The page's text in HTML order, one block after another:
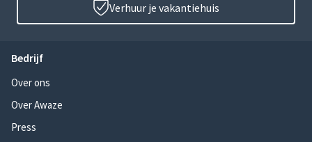
Verhuur je vakantiehuis
Bedrijf
Over ons
Over Awaze
Press